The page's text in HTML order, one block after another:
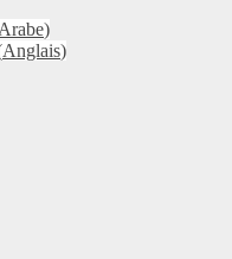
Arabe)
Anglais)